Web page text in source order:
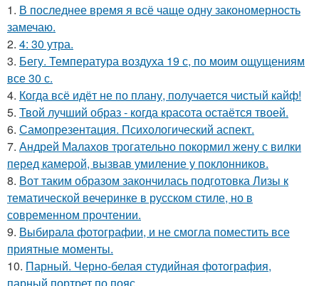
1. В последнее время я всё чаще одну закономерность
замечаю.
2. 4: 30 утра.
3. Бегу. Температура воздуха 19 с, по моим ощущениям
все 30 с.
4. Когда всё идёт не по плану, получается чистый кайф!
5. Твой лучший образ - когда красота остаётся твоей.
6. Самопрезентация. Психологический аспект.
7. Андрей Малахов трогательно покормил жену с вилки
перед камерой, вызвав умиление у поклонников.
8. Вот таким образом закончилась подготовка Лизы к
тематической вечеринке в русском стиле, но в
современном прочтении.
9. Выбирала фотографии, и не смогла поместить все
приятные моменты.
10. Парный. Черно-белая студийная фотография,
парный портрет по пояс.